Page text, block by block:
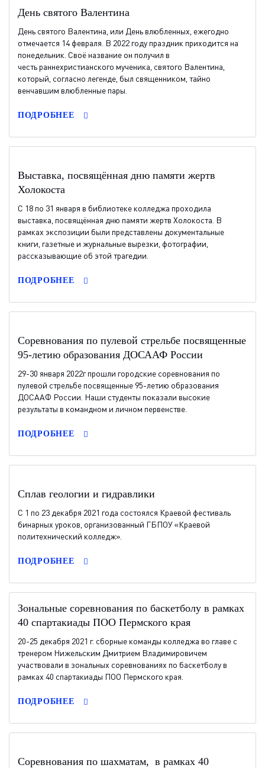
День святого Валентина
День святого Валентина, или День влюбленных, ежегодно
отмечается 14 февраля. В 2022 году праздник приходится на
понедельник. Своё название он получил в
честь раннехристианского мученика, святого Валентина,
который, согласно легенде, был священником, тайно
венчавшим влюбленные пары.
ПОДРОБНЕЕ
Выставка, посвящённая дню памяти жертв
Холокоста
С 18 по 31 января в библиотеке колледжа проходила
выставка, посвящённая дню памяти жертв Холокоста. В
рамках экспозиции были представлены документальные
книги, газетные и журнальные вырезки, фотографии,
рассказывающие об этой трагедии.
ПОДРОБНЕЕ
Cоревнования по пулевой стрельбе посвященные
95-летию образования ДОСААФ России
29-30 января 2022г прошли городские соревнования по
пулевой стрельбе посвященные 95-летию образования
ДОСААФ России. Наши студенты показали высокие
результаты в командном и личном первенстве.
ПОДРОБНЕЕ
Сплав геологии и гидравлики
С 1 по 23 декабря 2021 года состоялся Краевой фестиваль
бинарных уроков, организованный ГБПОУ «Краевой
политехнический колледж».
ПОДРОБНЕЕ
Зональные соревнования по баскетболу в рамках
40 спартакиады ПОО Пермского края
20-25 декабря 2021 г. сборные команды колледжа во главе с
тренером Нижельским Дмитрием Владимировичем
участвовали в зональных соревнованиях по баскетболу в
рамках 40 спартакиады ПОО Пермского края.
ПОДРОБНЕЕ
Соревнования по шахматам, в рамках 40